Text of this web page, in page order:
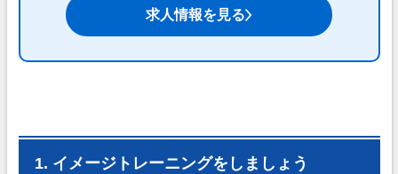
求人情報を見る
1. イメージトレーニングをしましょう